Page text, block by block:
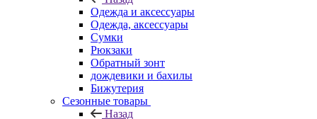
Одежда и аксессуары
Одежда, аксессуары
Сумки
Рюкзаки
Обратный зонт
дождевики и бахилы
Бижутерия
Сезонные товары
Назад